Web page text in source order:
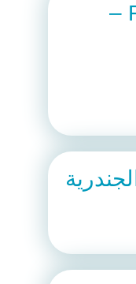
ניתוח תחתון FTM –